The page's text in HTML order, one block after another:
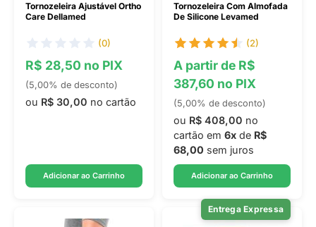
Tornozeleira Ajustável Ortho
Care Dellamed
(0)
R$ 28,50 no PIX
(5,00% de desconto)
ou R$ 30,00 no cartão
Adicionar ao Carrinho
Tornozeleira Com Almofada
De Silicone Levamed
(2)
A partir de R$
387,60 no PIX
(5,00% de desconto)
ou R$ 408,00 no
cartão em 6x de R$
68,00 sem juros
Adicionar ao Carrinho
Entrega Expressa